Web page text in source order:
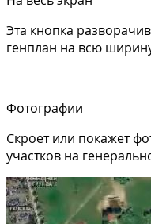
Эта кнопка
генплан на всю
Фотографии
Скроет или покажет
участков на